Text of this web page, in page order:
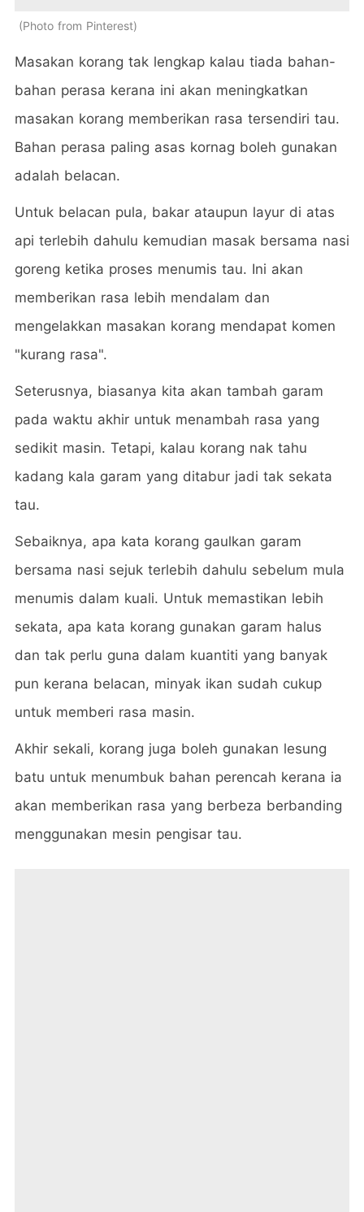
Photo from Pinterest
Masakan korang tak lengkap kalau tiada bahan-
bahan perasa kerana ini akan meningkatkan
masakan korang memberikan rasa tersendiri tau.
Bahan perasa paling asas kornag boleh gunakan
adalah belacan.
Untuk belacan pula, bakar ataupun layur di atas
api terlebih dahulu kemudian masak bersama nasi
goreng ketika proses menumis tau. Ini akan
memberikan rasa lebih mendalam dan
mengelakkan masakan korang mendapat komen
"kurang rasa".
Seterusnya, biasanya kita akan tambah garam
pada waktu akhir untuk menambah rasa yang
sedikit masin. Tetapi, kalau korang nak tahu
kadang kala garam yang ditabur jadi tak sekata
tau.
Sebaiknya, apa kata korang gaulkan garam
bersama nasi sejuk terlebih dahulu sebelum mula
menumis dalam kuali. Untuk memastikan lebih
sekata, apa kata korang gunakan garam halus
dan tak perlu guna dalam kuantiti yang banyak
pun kerana belacan, minyak ikan sudah cukup
untuk memberi rasa masin.
Akhir sekali, korang juga boleh gunakan lesung
batu untuk menumbuk bahan perencah kerana ia
akan memberikan rasa yang berbeza berbanding
menggunakan mesin pengisar tau.